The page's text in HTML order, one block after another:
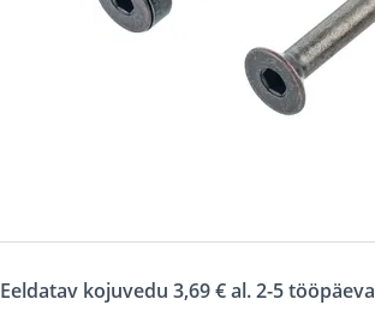
Eeldatav kojuvedu 3,69 € al. 2-5 tööpäeva